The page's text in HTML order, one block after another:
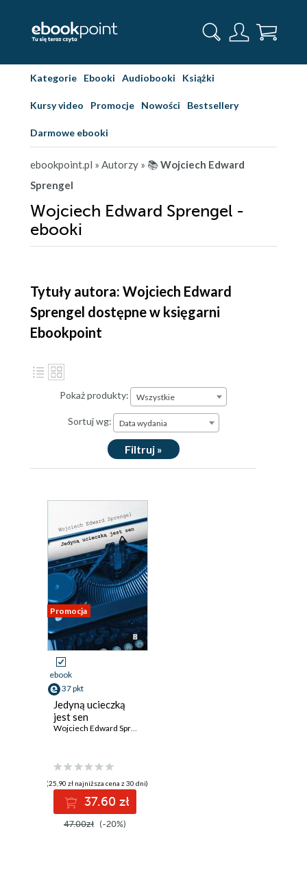
Kategorie Ebooki Audiobooki Książki
Kursy video Promocje Nowości Bestsellery
Darmowe ebooki
ebookpoint.pl » Autorzy » 📚Wojciech Edward
Sprengel
Wojciech Edward Sprengel -
ebooki
Tytuły autora: Wojciech Edward
Sprengel dostępne w księgarni
Ebookpoint
Pokaż produkty: Wszystkie
Sortuj wg: Data wydania
Filtruj »
Promocja
ebook
37 pkt
Jedyną ucieczką
jest sen
Wojciech Edward Sprengel
(25,90 zł najniższa cena z 30 dni)
37.60 zł
47.00zł (-20%)